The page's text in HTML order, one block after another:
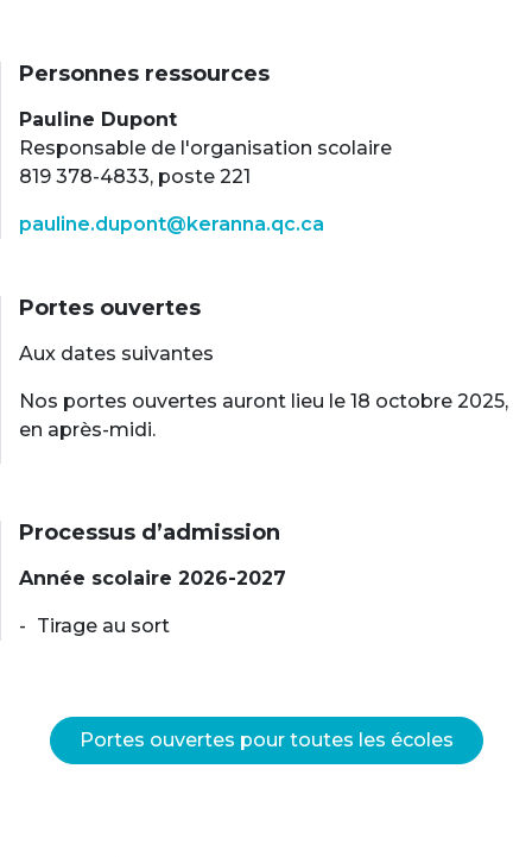
Personnes ressources
Pauline Dupont
Responsable de l'organisation scolaire
819 378-4833, poste 221
pauline.dupont@keranna.qc.ca
Portes ouvertes
Aux dates suivantes
Nos portes ouvertes auront lieu le 18 octobre 2025,
en après-midi.
Processus d’admission
Année scolaire 2026-2027
Tirage au sort
Portes ouvertes pour toutes les écoles